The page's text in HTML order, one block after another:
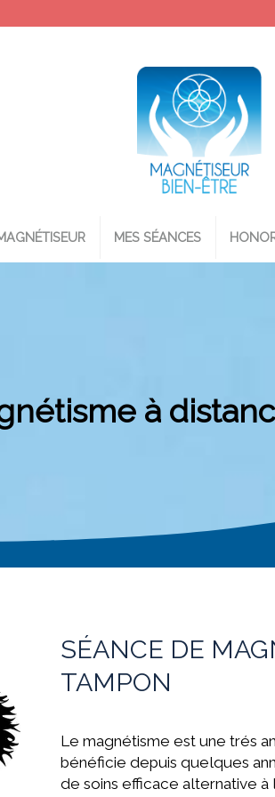
MES SÉANCES
à
SÉANCE DE
TAMPON
Le magnétisme est une trés
bénéficie depuis quelques
de soins efficace alternative